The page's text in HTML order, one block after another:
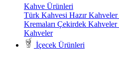
Kahve Ürünleri
Türk Kahvesi Hazır Kahveler
Kremaları Çekirdek Kahveler
Kahveler
İçecek Ürünleri